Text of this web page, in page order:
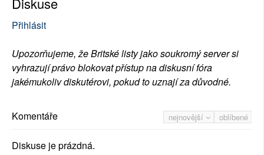
Přihlásit
Upozorňujeme, že Britské listy jako soukromý server si
vyhrazují právo blokovat přístup na diskusní fóra
jakémukoliv diskutérovi, pokud to uznají za důvodné.
nejnovější oblíbené
Komentáře
Diskuse je prázdná.